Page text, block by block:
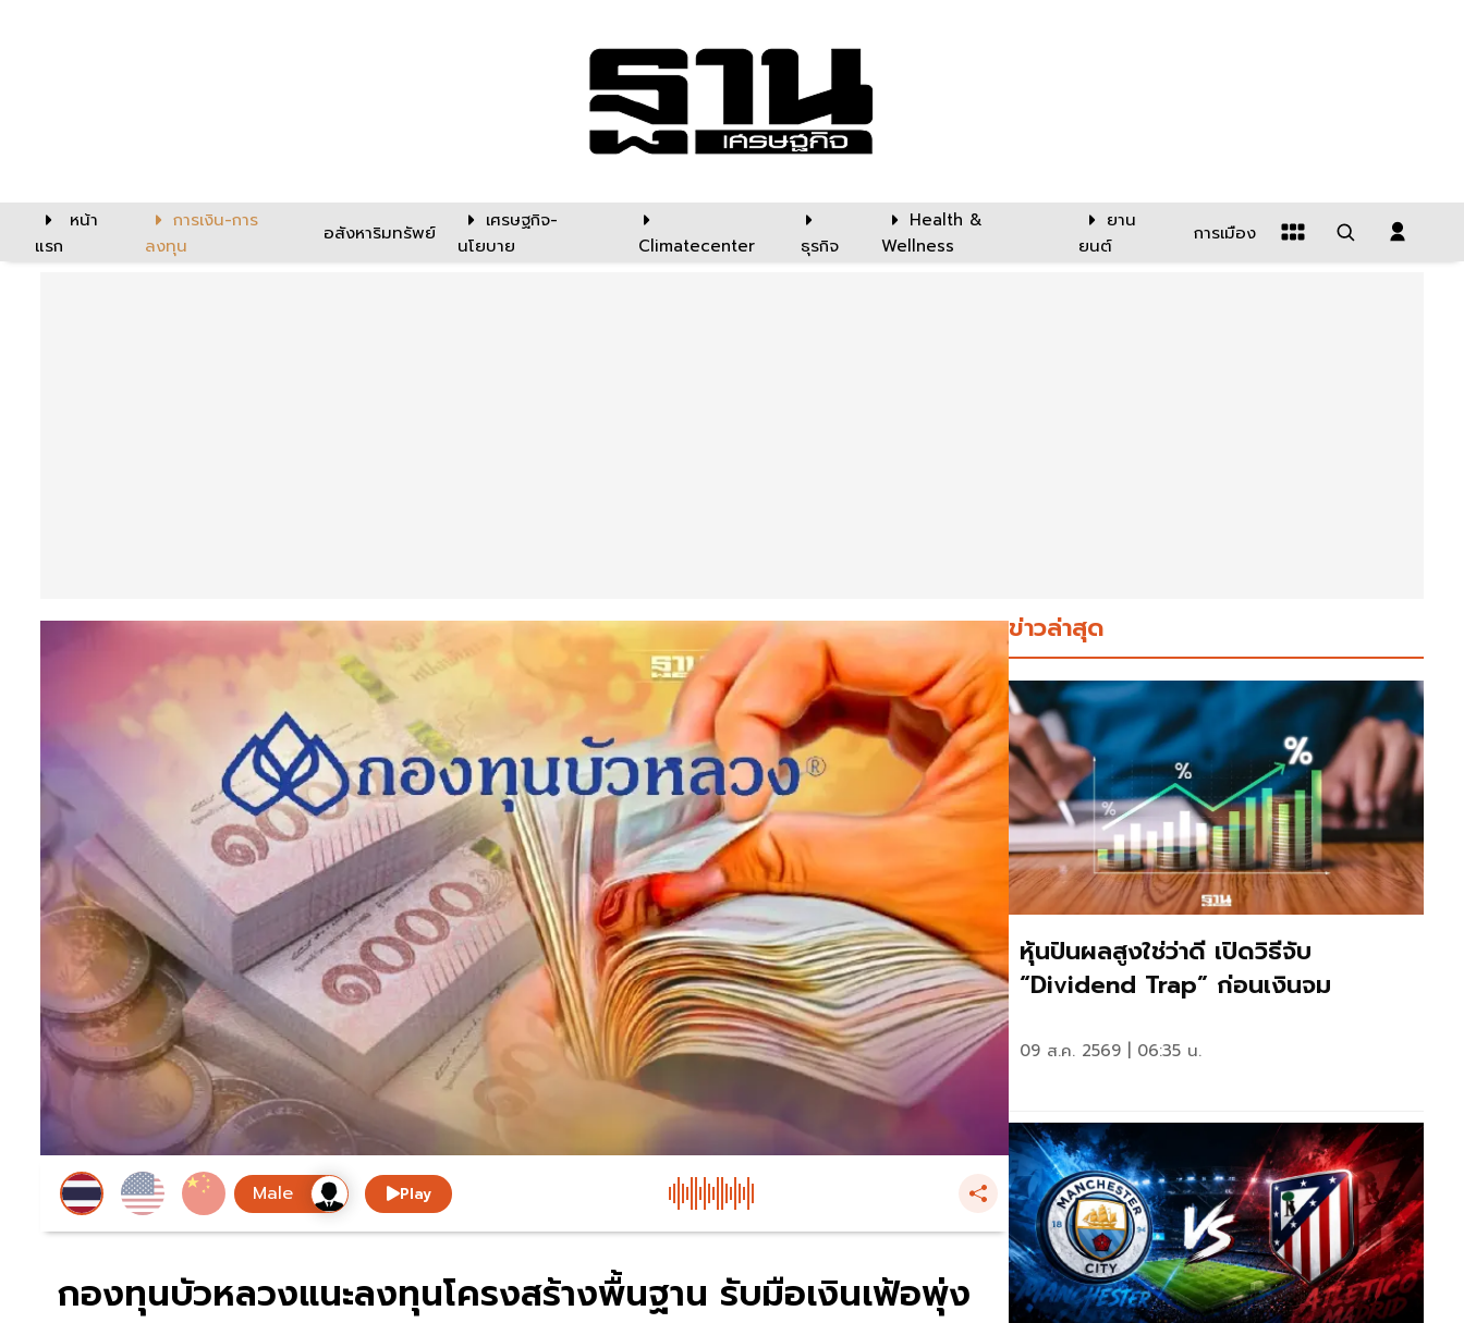
หน้า
แรก
การเงิน-การ
ลงทุน
อสังหาริมทรัพย์
เศรษฐกิจ-
นโยบาย
Climatecenter ธุรกิจ
Health &
Wellness
ยาน
ยนต์
การเมือง
Play
กองทุนบัวหลวงแนะลงทุนโครงสร้างพื้นฐาน รับมือเงินเฟ้อพุ่ง
ข่าวล่าสุด
หุ้นปันผลสูงใช่ว่าดี เปิดวิธีจับ
“Dividend Trap” ก่อนเงินจม
09 ส.ค. 2569 | 06:35 น.